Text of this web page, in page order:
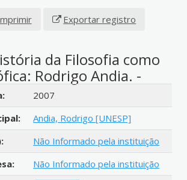
Exportar registro
da Filosofia como
Rodrigo Andia. -
2007
Andia, Rodrigo [UNESP]
Não Informado pela instituição
Não Informado pela instituição